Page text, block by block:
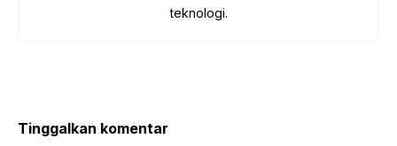
teknologi.
Tinggalkan komentar